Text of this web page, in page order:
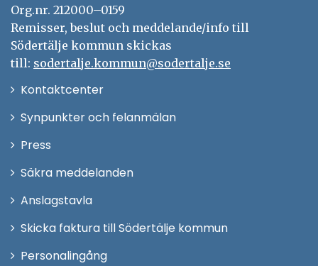
Org.nr. 212000–0159
Remisser, beslut och meddelande/info till
Södertälje kommun skickas
till: sodertalje.kommun@sodertalje.se
KontaktcenterÖppna
Synpunkter och felanmälan
Press
fönster
Säkra meddelanden
Anslagstavla
Skicka faktura till Södertälje kommun
PersonalingångÖppna